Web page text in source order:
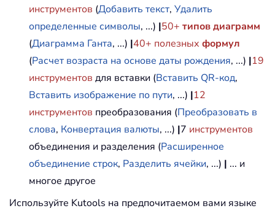
инструментов (Добавить текст, Удалить
определенные символы, ...) |50+ типов диаграмм
(Диаграмма Ганта, ...) |40+ полезных формул
(Расчет возраста на основе даты рождения, ...) |19
инструментов для вставки (Вставить QR-код,
Вставить изображение по пути, ...) |12
инструментов преобразования (Преобразовать в
слова, Конвертация валюты, ...) |7 инструментов
объединения и разделения (Расширенное
объединение строк, Разделить ячейки, ...) | ... и
многое другое
Используйте Kutools на предпочитаемом вами языке